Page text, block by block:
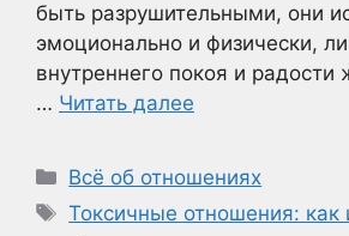
быть разрушительными, они
эмоционально и физически,
внутреннего покоя и радости
… Читать далее
Рубрики
Всё об отношениях
Метки
Токсичные отношения: как